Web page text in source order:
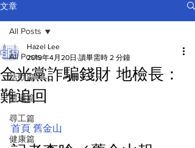
文章
All Posts
活動篇
禮儀篇
尋工篇
健康篇
All Posts
金光黨詐騙錢財 地檢長：
難追回
Hazel Lee
2019年4月20日 讀畢需時 2 分鐘
首頁 舊金山